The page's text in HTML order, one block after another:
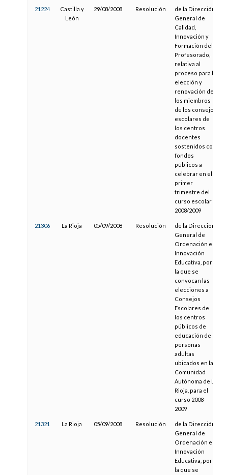
21224
Castilla y
León
29/08/2008 Resolución
de la Dirección
General de
Calidad,
Innovación y
Formación del
Profesorado,
relativa al
proceso para la
elección y
renovación de
los miembros
de los consejos
escolares de
los centros
docentes
sostenidos con
fondos
públicos a
celebrar en el
primer
trimestre del
curso escolar
2008/2009
21306 La Rioja 05/09/2008 Resolución
de la Dirección
General de
Ordenación e
Innovación
Educativa, por
la que se
convocan las
elecciones a
Consejos
Escolares de
los centros
públicos de
educación de
personas
adultas
ubicados en la
Comunidad
Autónoma de La
Rioja, para el
curso 2008-
2009
21321 La Rioja 05/09/2008 Resolución
de la Dirección
General de
Ordenación e
Innovación
Educativa, por
la que se